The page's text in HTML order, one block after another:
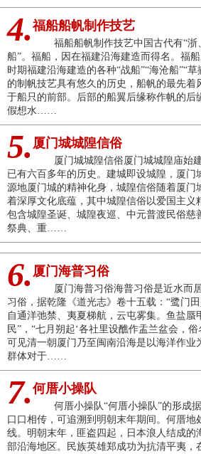
4. 福船船帆制作技艺
福船船帆制作技艺中国古代有“浙
船”。福船，因在福建沿海建造而得名。福
时期福建沿海建造的各种“战船”“海沧船”“
的制帆技艺具有悠久的历史，船帆的最先着
于船只的前部。后部的船翼后缘称作帆的后
假想水……
5. 厦门城城隍信俗
厦门城城隍信俗厦门城城隍庙始建
已有六百多年的历史。建城即设城隍，厦门
源地厦门城的精神化身，城隍信俗随着厦门
着深厚文化底蕴，其中城隍信俗以爱国主义
包含城隍圣诞、城隍夜巡、中元普渡民俗慈
祭典、重……
6. 厦门海普习俗
厦门海普习俗海普习俗是近水而
习俗，据乾隆《道光志》卷十五载：“鹭门
自通洋弛禁、夷夏梯航，云屯雾集。鱼盐蜃
民”，“七月朔起‘各社里设醮作盂兰盆会，俗
可见清一朝厦门乃至闽南沿海是以海洋作业
群体对于……
7. 何厝小操队
何厝小操队“何厝小操队”的形成据
口口相传，可追溯到明朝末年期间。何厝地
线。明朝末年，匪盗四起，日本浪人结成的
部沿海地区。民族英雄郑成功为抗清平夷，